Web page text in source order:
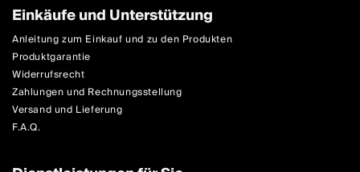
Einkäufe und Unterstützung
Anleitung zum Einkauf und zu den Produkten
Produktgarantie
Widerrufsrecht
Zahlungen und Rechnungsstellung
Versand und Lieferung
F.A.Q.